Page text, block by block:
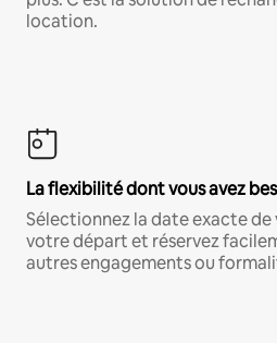
location.
La flexibilité dont vous avez
Sélectionnez la date exacte
votre départ et réservez
autres engagements ou